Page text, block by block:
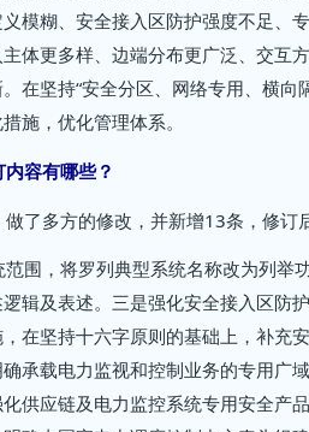
模糊、安全接入区防护强度不足、
体更多样、边端分布更广泛、交互
在坚持“安全分区、网络专用、横
施，优化管理体系。
容有哪些？
了多方的修改，并新增13条，修订
围，将罗列典型系统名称改为列举
辑及表述。三是强化安全接入区防
在坚持十六字原则的基础上，补充
承载电力监视和控制业务的专用广
供应链及电力监控系统专用安全产